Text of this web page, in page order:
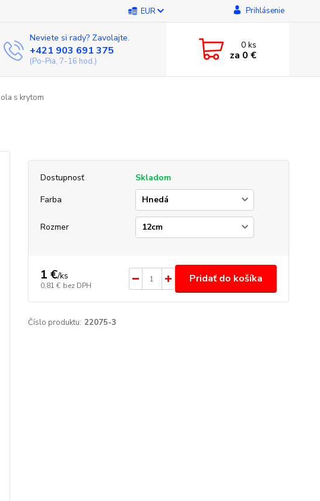
EUR Prihlásenie
Neviete si rady? Zavolajte.
+421 903 691 375
(Po-Pia, 7-16 hod.)
0ks
za 0 €
s krytom
Dostupnosť
Skladom
Farba
Rozmer
1 €/ks
0,81 € bez DPH
Pridať do košíka
Číslo produktu: 22075-3